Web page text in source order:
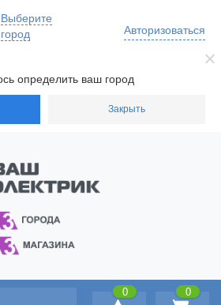
определить ваш город
Закрыть
Выберите
город
Авторизоваться
0
0